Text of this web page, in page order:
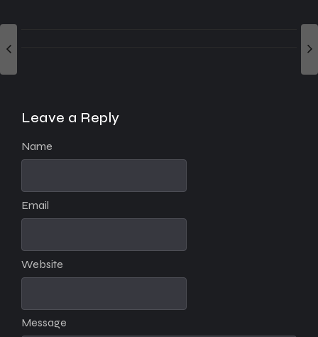
Leave a Reply
Message
Name
Email
Website